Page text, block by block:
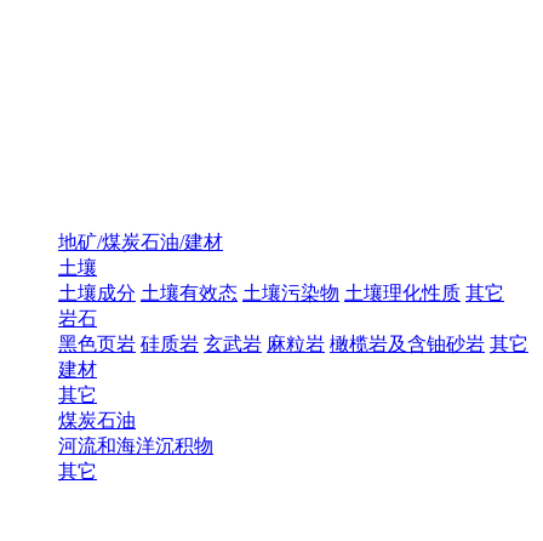
地矿/煤炭石油/建材
土壤
土壤成分 土壤有效态 土壤污染物 土壤理化性质 其它
岩石
黑色页岩 硅质岩 玄武岩 麻粒岩 橄榄岩及含铀砂岩 其它
建材
其它
煤炭石油
河流和海洋沉积物
其它